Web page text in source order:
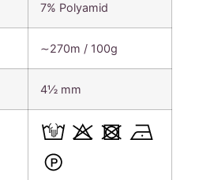
7% Polyamid
∼270m / 100g
4½ mm